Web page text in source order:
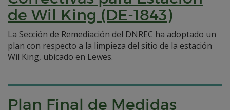
de Wil King (DE-1843)
La Sección de Remediación del DNREC ha adoptado un
plan con respecto a la limpieza del sitio de la estación
Wil King, ubicado en Lewes.
Plan Final de Medidas